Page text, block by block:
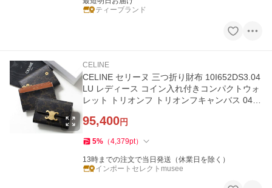
ティーブランド
CELINE
CELINE セリーヌ 三つ折り財布 10I652DS3.04
LU レディース コイン入れ付きコンパクトウォ
レット トリオンフ トリオンフキャンバス 04L
95,400円
5% （4,379pt）
13時までの注文で当日発送（休業日を除く）
インポートセレクトmusee